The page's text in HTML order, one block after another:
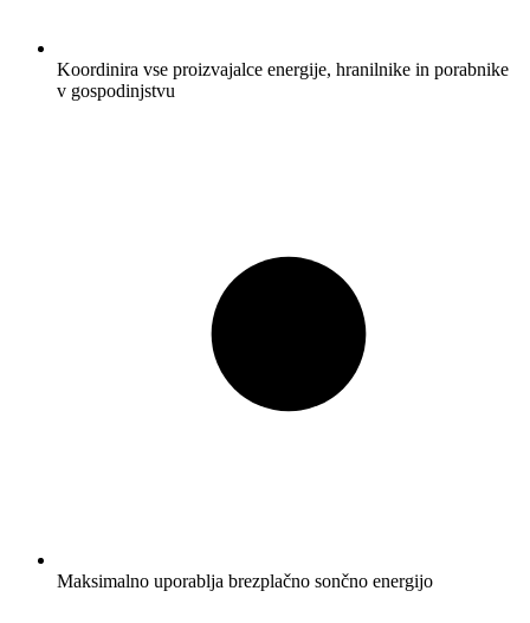
Koordinira vse proizvajalce energije, hranilnike in porabnike
v gospodinjstvu
Maksimalno uporablja brezplačno sončno energijo